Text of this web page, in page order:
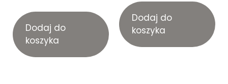
Dodaj do
koszyka
Dodaj do
koszyka